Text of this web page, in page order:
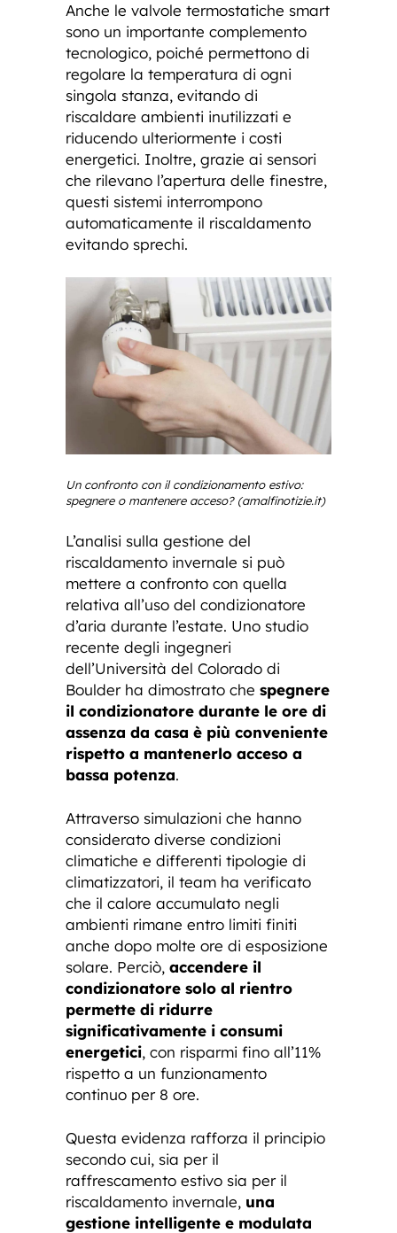
Anche le valvole termostatiche smart
sono un importante complemento
tecnologico, poiché permettono di
regolare la temperatura di ogni
singola stanza, evitando di
riscaldare ambienti inutilizzati e
riducendo ulteriormente i costi
energetici. Inoltre, grazie ai sensori
che rilevano l’apertura delle finestre,
questi sistemi interrompono
automaticamente il riscaldamento
evitando sprechi.
Un confronto con il condizionamento estivo:
spegnere o mantenere acceso? (amalfinotizie.it)
L’analisi sulla gestione del
riscaldamento invernale si può
mettere a confronto con quella
relativa all’uso del condizionatore
d’aria durante l’estate. Uno studio
recente degli ingegneri
dell’Università del Colorado di
Boulder ha dimostrato che spegnere
il condizionatore durante le ore di
assenza da casa è più conveniente
rispetto a mantenerlo acceso a
bassa potenza.
Attraverso simulazioni che hanno
considerato diverse condizioni
climatiche e differenti tipologie di
climatizzatori, il team ha verificato
che il calore accumulato negli
ambienti rimane entro limiti finiti
anche dopo molte ore di esposizione
solare. Perciò, accendere il
condizionatore solo al rientro
permette di ridurre
significativamente i consumi
energetici, con risparmi fino all’11%
rispetto a un funzionamento
continuo per 8 ore.
Questa evidenza rafforza il principio
secondo cui, sia per il
raffrescamento estivo sia per il
riscaldamento invernale, una
gestione intelligente e modulata